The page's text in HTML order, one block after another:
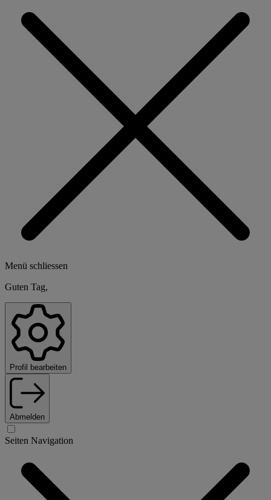
Menü schliessen
Guten Tag,
Profil bearbeiten
Abmelden
Seiten Navigation